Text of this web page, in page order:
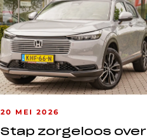
20 MEI 2026
Stap zorgeloos over